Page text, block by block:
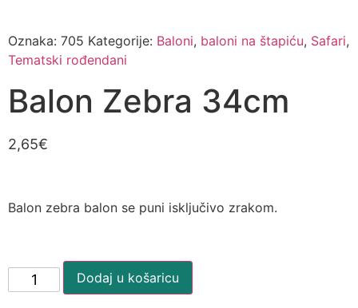
Oznaka: 705 Kategorije: Baloni, baloni na štapiću, Safari,
Tematski rođendani
Balon Zebra 34cm
2,65€
Balon zebra balon se puni isključivo zrakom.
Dodaj u košaricu